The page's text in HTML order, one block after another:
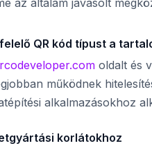
az általam javasolt
QR kód típust a
oldalt és
működnek
alkalmazásokhoz
korlátokhoz